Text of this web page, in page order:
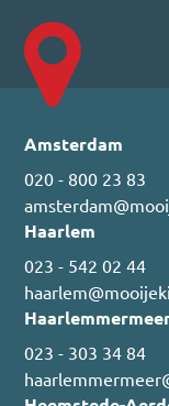
Amsterdam
020 - 800 23 83
Haarlem
023 - 542 02 44
023 - 303 34 84